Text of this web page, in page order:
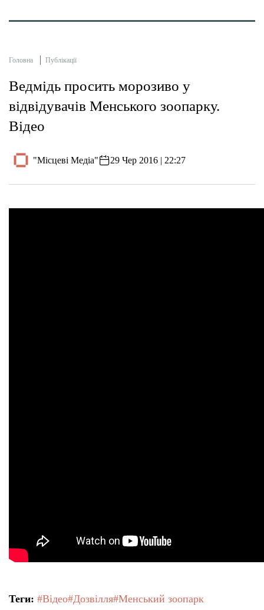
Головна Публікації
Ведмідь просить морозиво у
відвідувачів Менського зоопарку.
Відео
"Місцеві Медіа" 29 Чер 2016 | 22:27
Теги: #Відео#Дозвілля#Менський зоопарк